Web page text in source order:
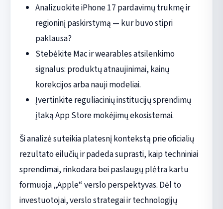
Analizuokite iPhone 17 pardavimų trukmę ir
regioninį paskirstymą — kur buvo stipri
paklausa?
Stebėkite Mac ir wearables atsilenkimo
signalus: produktų atnaujinimai, kainų
korekcijos arba nauji modeliai.
Įvertinkite reguliacinių institucijų sprendimų
įtaką App Store mokėjimų ekosistemai.
Ši analizė suteikia platesnį kontekstą prie oficialių
rezultato eilučių ir padeda suprasti, kaip techniniai
sprendimai, rinkodara bei paslaugų plėtra kartu
formuoja „Apple“ verslo perspektyvas. Dėl to
investuotojai, verslo strategai ir technologijų